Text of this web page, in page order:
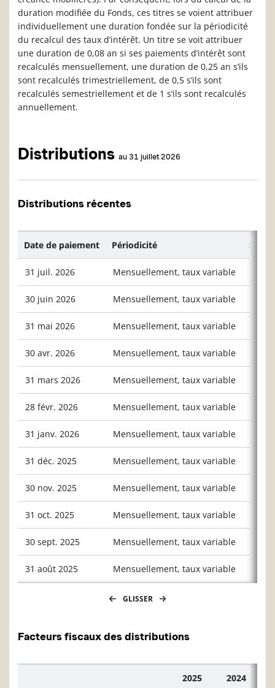
duration modifiée du Fonds, ces titres se voient attribuer
individuellement une duration fondée sur la périodicité
du recalcul des taux d’intérêt. Un titre se voit attribuer
une duration de 0,08 an si ses paiements d’intérêt sont
recalculés mensuellement, une duration de 0,25 an s’ils
sont recalculés trimestriellement, de 0,5 s’ils sont
recalculés semestriellement et de 1 s’ils sont recalculés
annuellement.
Distributions au 31 juillet 2026
Distributions récentes
Date de paiement Périodicité $/
31 juil. 2026 Mensuellement, taux variable
30 juin 2026 Mensuellement, taux variable
31 mai 2026 Mensuellement, taux variable
30 avr. 2026 Mensuellement, taux variable
31 mars 2026 Mensuellement, taux variable
28 févr. 2026 Mensuellement, taux variable
31 janv. 2026 Mensuellement, taux variable
31 déc. 2025 Mensuellement, taux variable
30 nov. 2025 Mensuellement, taux variable
31 oct. 2025 Mensuellement, taux variable
30 sept. 2025 Mensuellement, taux variable
31 août 2025 Mensuellement, taux variable
GLISSER
Facteurs fiscaux des distributions
2025 2024